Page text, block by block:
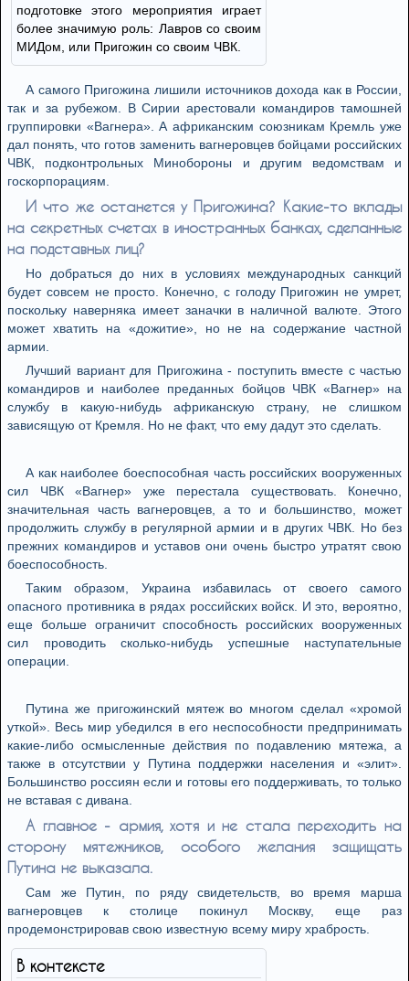
подготовке этого мероприятия играет
более значимую роль: Лавров со своим
МИДом, или Пригожин со своим ЧВК.
А самого Пригожина лишили источников дохода как в России,
так и за рубежом. В Сирии арестовали командиров тамошней
группировки «Вагнера». А африканским союзникам Кремль уже
дал понять, что готов заменить вагнеровцев бойцами российских
ЧВК, подконтрольных Минобороны и другим ведомствам и
госкорпорациям.
И что же останется у Пригожина? Какие-то вклады
на секретных счетах в иностранных банках, сделанные
на подставных лиц?
Но добраться до них в условиях международных санкций
будет совсем не просто. Конечно, с голоду Пригожин не умрет,
поскольку наверняка имеет заначки в наличной валюте. Этого
может хватить на «дожитие», но не на содержание частной
армии.
Лучший вариант для Пригожина - поступить вместе с частью
командиров и наиболее преданных бойцов ЧВК «Вагнер» на
службу в какую-нибудь африканскую страну, не слишком
зависящую от Кремля. Но не факт, что ему дадут это сделать.
А как наиболее боеспособная часть российских вооруженных
сил ЧВК «Вагнер» уже перестала существовать. Конечно,
значительная часть вагнеровцев, а то и большинство, может
продолжить службу в регулярной армии и в других ЧВК. Но без
прежних командиров и уставов они очень быстро утратят свою
боеспособность.
Таким образом, Украина избавилась от своего самого
опасного противника в рядах российских войск. И это, вероятно,
еще больше ограничит способность российских вооруженных
сил проводить сколько-нибудь успешные наступательные
операции.
Путина же пригожинский мятеж во многом сделал «хромой
уткой». Весь мир убедился в его неспособности предпринимать
какие-либо осмысленные действия по подавлению мятежа, а
также в отсутствии у Путина поддержки населения и «элит».
Большинство россиян если и готовы его поддерживать, то только
не вставая с дивана.
А главное - армия, хотя и не стала переходить на
сторону мятежников, особого желания защищать
Путина не выказала.
Сам же Путин, по ряду свидетельств, во время марша
вагнеровцев к столице покинул Москву, еще раз
продемонстрировав свою известную всему миру храбрость.
В контексте